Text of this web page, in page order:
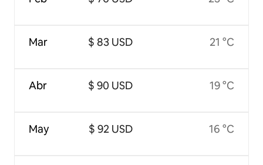
Mar
Abr
May
$ 83 USD
$ 90 USD
$ 92 USD
21 °C
19 °C
16 °C